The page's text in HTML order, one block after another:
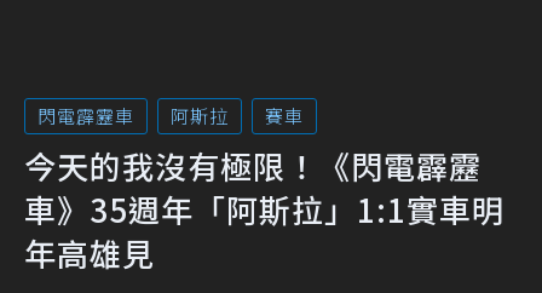
閃電霹靂車 阿斯拉 賽車
今天的我沒有極限！《閃電霹靂
車》35週年「阿斯拉」1:1實車明
年高雄見